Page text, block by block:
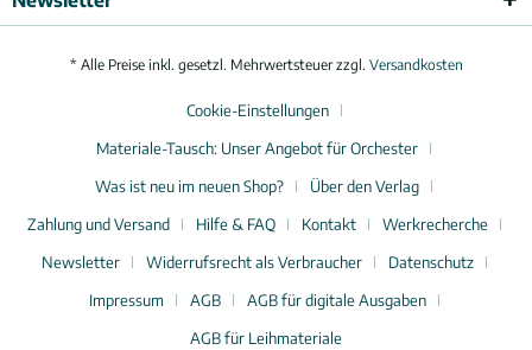
* Alle Preise inkl. gesetzl. Mehrwertsteuer zzgl. Versandkosten
Cookie-Einstellungen
Materiale-Tausch: Unser Angebot für Orchester
Was ist neu im neuen Shop?
Über den Verlag
Zahlung und Versand
Hilfe & FAQ Kontakt
Werkrecherche
Newsletter
Widerrufsrecht als Verbraucher
Datenschutz
Impressum
AGB
AGB für digitale Ausgaben
AGB für Leihmateriale